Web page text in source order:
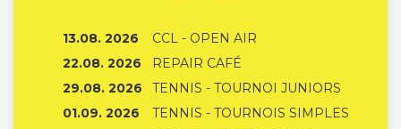
13.08. 2026
CCL - OPEN AIR
22.08. 2026
REPAIR CAFÉ
29.08. 2026
TENNIS - TOURNOI JUNIORS
01.09. 2026
TENNIS - TOURNOIS SIMPLES